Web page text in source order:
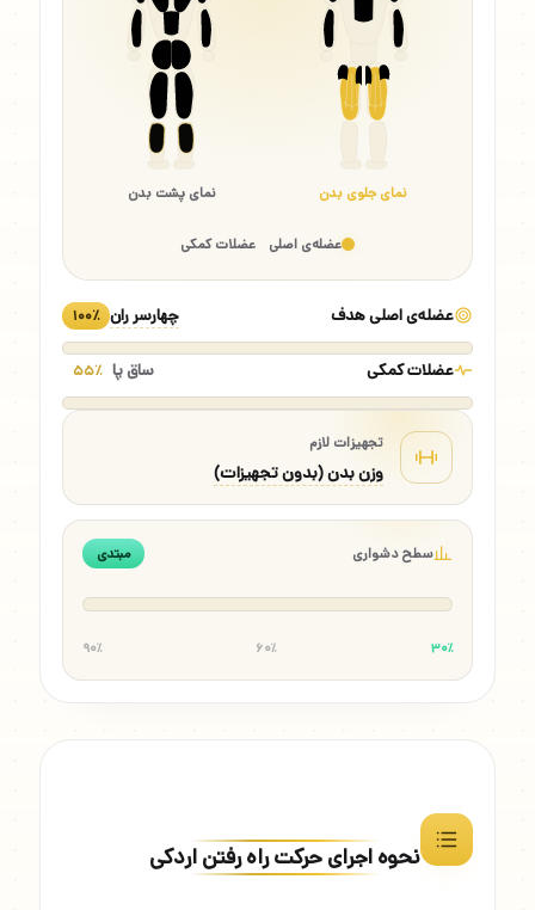
نمای جلوی بدن نمای پشت بدن
عضله‌ی اصلی عضلات کمکی
عضله‌ی اصلی هدف چهارسر ران ۱۰۰٪
عضلات کمکی ساق پا ۵۵٪
تجهیزات لازم
وزن بدن (بدون تجهیزات)
سطح دشواری مبتدی
۳۰٪ ۶۰٪ ۹۰٪
نحوه اجرای حرکت راه رفتن اردکی